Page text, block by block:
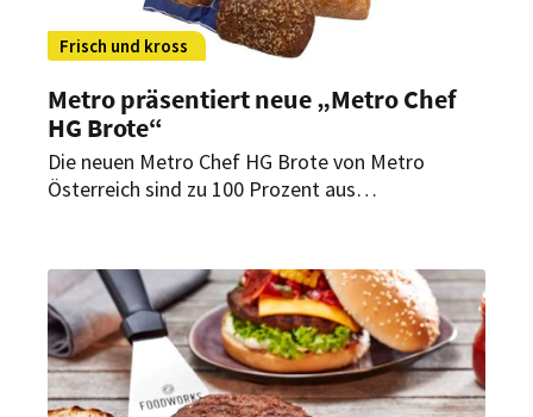
Frisch und kross
Metro präsentiert neue „Metro Chef
HG Brote“
Die neuen Metro Chef HG Brote von Metro
Österreich sind zu 100 Prozent aus
Reinzuchtsauerteig.